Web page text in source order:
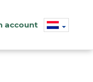
account